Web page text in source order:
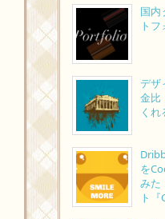
国
ト
デザ
金比
く
を
みた
ト『